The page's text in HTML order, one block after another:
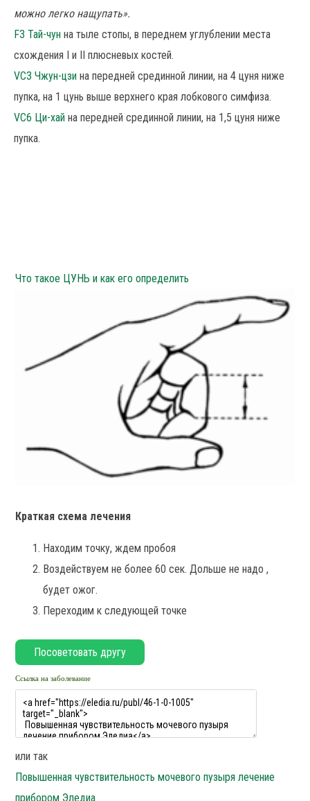
можно легко нащупать».
F3 Тай-чун на тыле стопы, в переднем углублении места
схождения I и II плюсневых костей.
VC3 Чжун-цзи на передней срединной линии, на 4 цуня ниже
пупка, на 1 цунь выше верхнего края лобкового симфиза.
VC6 Ци-хай на передней срединной линии, на 1,5 цуня ниже
пупка.
Что такое ЦУНЬ и как его определить
Краткая схема лечения
Находим точку, ждем пробоя
Воздействуем не более 60 сек. Дольше не надо ,
будет ожог.
Переходим к следующей точке
Ссылка на заболевание
или так
Повышенная чувствительность мочевого пузыря лечение
прибором Эледиа